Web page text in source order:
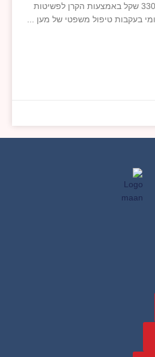
בחיפה סכום של כ – 330,000 שקל באמצעות הקרן לפשיטות
בעקבות טיפול משפטי של מען